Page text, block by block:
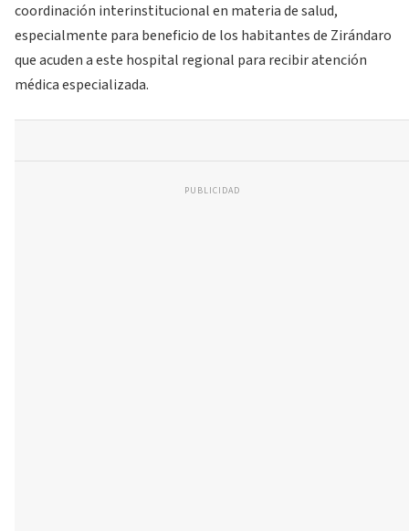
coordinación interinstitucional en materia de salud,
especialmente para beneficio de los habitantes de Zirándaro
que acuden a este hospital regional para recibir atención
médica especializada.
PUBLICIDAD